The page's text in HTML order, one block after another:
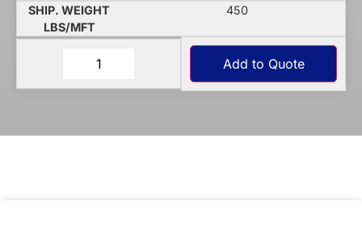
450
Add to Quote